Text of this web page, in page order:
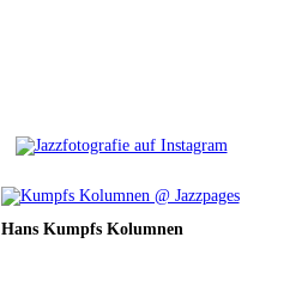
Hans Kumpfs Kolumnen